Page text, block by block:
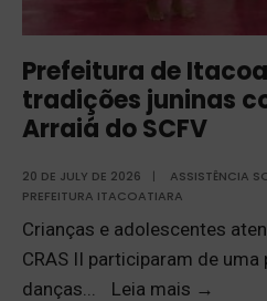
Prefeitura de
tradições juninas
Arraiá do SCFV
20 DE JULY DE 2026 | ASSISTÊNCIA
PREFEITURA ITACOATIARA
Crianças e adolescentes
CRAS II participaram de
danças
Leia mais →